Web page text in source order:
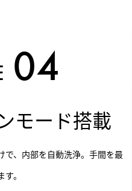
モード搭載
で、内部を自動洗浄。手間を最
。